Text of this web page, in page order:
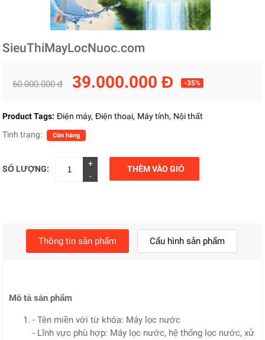
SieuThiMayLocNuoc.com
60.000.000 đ 39.000.000 Đ -35%
Product Tags: Điện máy Điện thoại Máy tính Nội thất
Tình trạng:
Còn hàng
SỐ LƯỢNG:
+
-
THÊM VÀO GIỎ
Thông tin sản phẩm Cấu hình sản phẩm
Mô tả sản phẩm
- Tên miền với từ khóa: Máy lọc nước
- Lĩnh vực phù hợp: Máy lọc nước, hệ thống lọc nước, xử